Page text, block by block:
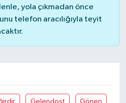
yola çıkmadan önce
telefon aracılığıyla teyit
Gelendost Gönen